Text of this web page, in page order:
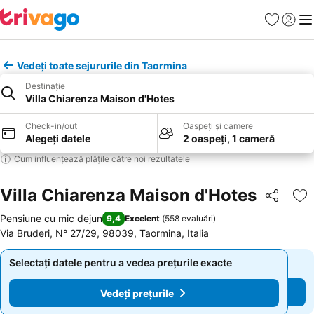
Favorite
Vedeți toate sejururile din Taormina
Destinație
Villa Chiarenza Maison d'Hotes
Check-in/out
Alegeți datele
Oaspeți și camere
2 oaspeți, 1 cameră
Cum influențează plățile către noi rezultatele
Villa Chiarenza Maison d'Hotes Distribuiți
Pensiune cu mic dejun 9,4 Excelent (558 evaluări)
Via Bruderi, N° 27/29, 98039, Taormina, Italia
Selectați datele pentru a vedea prețurile exacte
Vedeți prețurile
Selectați datele pentru a vedea prețurile exacte
Vedeți prețurile